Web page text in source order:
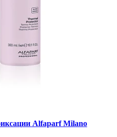
Alfaparf Milano